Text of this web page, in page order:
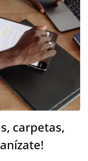
carpetas,